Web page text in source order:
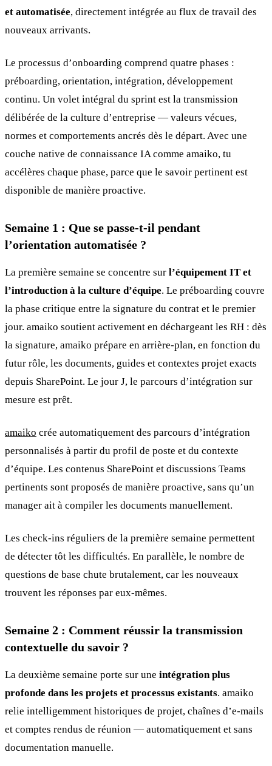
et automatisée, directement intégrée au flux de travail des
nouveaux arrivants.
Le processus d’onboarding comprend quatre phases :
préboarding, orientation, intégration, développement
continu. Un volet intégral du sprint est la transmission
délibérée de la culture d’entreprise — valeurs vécues,
normes et comportements ancrés dès le départ. Avec une
couche native de connaissance IA comme amaiko, tu
accélères chaque phase, parce que le savoir pertinent est
disponible de manière proactive.
Semaine 1 : Que se passe-t-il pendant
l’orientation automatisée ?
La première semaine se concentre sur l’équipement IT et
l’introduction à la culture d’équipe. Le préboarding couvre
la phase critique entre la signature du contrat et le premier
jour. amaiko soutient activement en déchargeant les RH : dès
la signature, amaiko prépare en arrière-plan, en fonction du
futur rôle, les documents, guides et contextes projet exacts
depuis SharePoint. Le jour J, le parcours d’intégration sur
mesure est prêt.
amaiko crée automatiquement des parcours d’intégration
personnalisés à partir du profil de poste et du contexte
d’équipe. Les contenus SharePoint et discussions Teams
pertinents sont proposés de manière proactive, sans qu’un
manager ait à compiler les documents manuellement.
Les check-ins réguliers de la première semaine permettent
de détecter tôt les difficultés. En parallèle, le nombre de
questions de base chute brutalement, car les nouveaux
trouvent les réponses par eux-mêmes.
Semaine 2 : Comment réussir la transmission
contextuelle du savoir ?
La deuxième semaine porte sur une intégration plus
profonde dans les projets et processus existants. amaiko
relie intelligemment historiques de projet, chaînes d’e-mails
et comptes rendus de réunion — automatiquement et sans
documentation manuelle.